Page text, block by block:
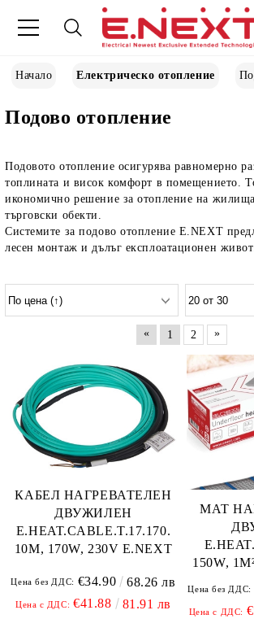
Начало Електрическо отопление
Подово отопление
Подовото отопление осигурява равномерно
топлината и висок комфорт в помещението.
икономично решение за отопление на
търговски обекти.
Системите за подово отопление E.NEXT
лесен монтаж и дълъг експлоатационен
« 1 2 »
КАБЕЛ НАГРЕВАТЕЛЕН
ДВУЖИЛЕН
E.HEAT.CABLE.T.17.170.
10M, 170W, 230V E.NEXT
Цена без ДДС: €34.90 68.26 лв
Цена с ДДС: €41.88 81.91 лв
МАТ
150W,
Цена без ДДС:
Цена с ДДС: